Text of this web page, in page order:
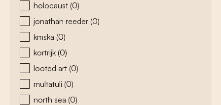
holocaust (0)
jonathan reeder (0)
kmska (0)
kortrijk (0)
looted art (0)
multatuli (0)
north sea (0)